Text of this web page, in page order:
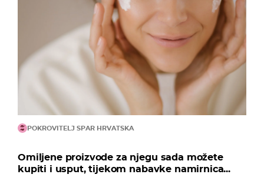
POKROVITELJ SPAR HRVATSKA
Omiljene proizvode za njegu sada možete
kupiti i usput, tijekom nabavke namirnica...